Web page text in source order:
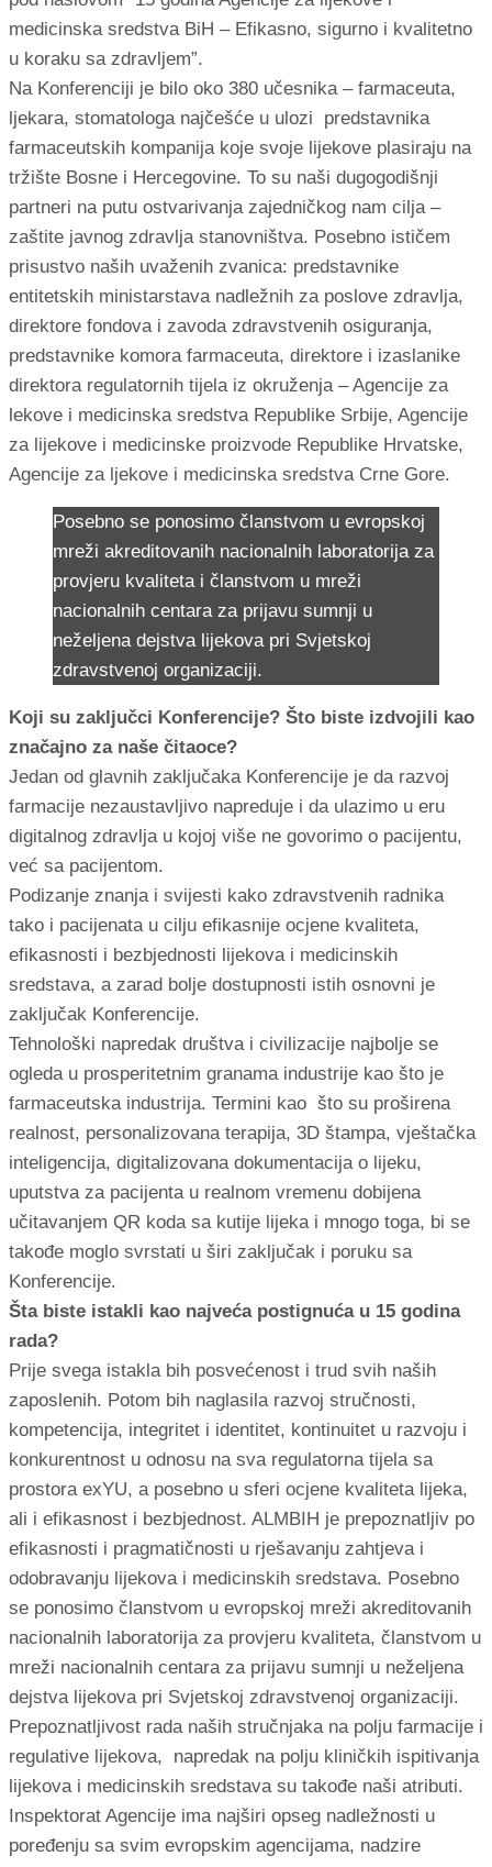
medicinska sredstva BiH – Efikasno, sigurno i kvalitetno
u koraku sa zdravljem”.
Na Konferenciji je bilo oko 380 učesnika – farmaceuta,
ljekara, stomatologa najčešće u ulozi predstavnika
farmaceutskih kompanija koje svoje lijekove plasiraju na
tržište Bosne i Hercegovine. To su naši dugogodišnji
partneri na putu ostvarivanja zajedničkog nam cilja –
zaštite javnog zdravlja stanovništva. Posebno ističem
prisustvo naših uvaženih zvanica: predstavnike
entitetskih ministarstava nadležnih za poslove zdravlja,
direktore fondova i zavoda zdravstvenih osiguranja,
predstavnike komora farmaceuta, direktore i izaslanike
direktora regulatornih tijela iz okruženja – Agencije za
lekove i medicinska sredstva Republike Srbije, Agencije
za lijekove i medicinske proizvode Republike Hrvatske,
Agencije za ljekove i medicinska sredstva Crne Gore.
Posebno se ponosimo članstvom u evropskoj
mreži akreditovanih nacionalnih laboratorija za
provjeru kvaliteta i članstvom u mreži
nacionalnih centara za prijavu sumnji u
neželjena dejstva lijekova pri Svjetskoj
zdravstvenoj organizaciji.
Koji su zaključci Konferencije? Što biste izdvojili kao
značajno za naše čitaoce?
Jedan od glavnih zaključaka Konferencije je da razvoj
farmacije nezaustavljivo napreduje i da ulazimo u eru
digitalnog zdravlja u kojoj više ne govorimo o pacijentu,
već sa pacijentom.
Podizanje znanja i svijesti kako zdravstvenih radnika
tako i pacijenata u cilju efikasnije ocjene kvaliteta,
efikasnosti i bezbjednosti lijekova i medicinskih
sredstava, a zarad bolje dostupnosti istih osnovni je
zaključak Konferencije.
Tehnološki napredak društva i civilizacije najbolje se
ogleda u prosperitetnim granama industrije kao što je
farmaceutska industrija. Termini kao što su proširena
realnost, personalizovana terapija, 3D štampa, vještačka
inteligencija, digitalizovana dokumentacija o lijeku,
uputstva za pacijenta u realnom vremenu dobijena
učitavanjem QR koda sa kutije lijeka i mnogo toga, bi se
takođe moglo svrstati u širi zaključak i poruku sa
Konferencije.
Šta biste istakli kao najveća postignuća u 15 godina
rada?
Prije svega istakla bih posvećenost i trud svih naših
zaposlenih. Potom bih naglasila razvoj stručnosti,
kompetencija, integritet i identitet, kontinuitet u razvoju i
konkurentnost u odnosu na sva regulatorna tijela sa
prostora exYU, a posebno u sferi ocjene kvaliteta lijeka,
ali i efikasnost i bezbjednost. ALMBIH je prepoznatljiv po
efikasnosti i pragmatičnosti u rješavanju zahtjeva i
odobravanju lijekova i medicinskih sredstava. Posebno
se ponosimo članstvom u evropskoj mreži akreditovanih
nacionalnih laboratorija za provjeru kvaliteta, članstvom u
mreži nacionalnih centara za prijavu sumnji u neželjena
dejstva lijekova pri Svjetskoj zdravstvenoj organizaciji.
Prepoznatljivost rada naših stručnjaka na polju farmacije i
regulative lijekova, napredak na polju kliničkih ispitivanja
lijekova i medicinskih sredstava su takođe naši atributi.
Inspektorat Agencije ima najširi opseg nadležnosti u
poređenju sa svim evropskim agencijama, nadzire